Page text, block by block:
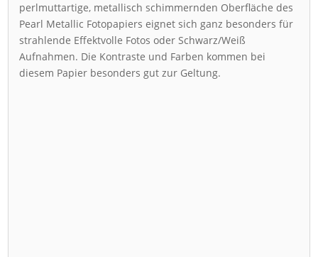
perlmuttartige, metallisch schimmernden Oberfläche des
Pearl Metallic Fotopapiers eignet sich ganz besonders für
strahlende Effektvolle Fotos oder Schwarz/Weiß
Aufnahmen. Die Kontraste und Farben kommen bei
diesem Papier besonders gut zur Geltung.